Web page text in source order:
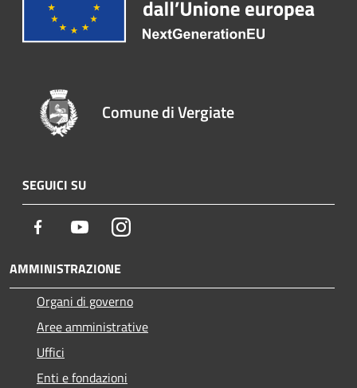
Comune di Vergiate
SEGUICI SU
Facebook YoutubeInstagram
AMMINISTRAZIONE
Organi di governo
Aree amministrative
Uffici
Enti e fondazioni